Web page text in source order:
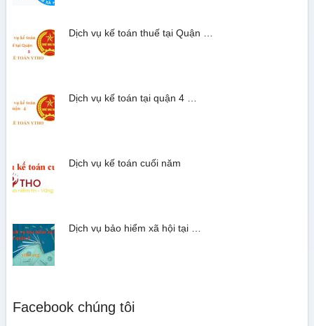
Dịch vụ kế toán thuế tại Quận …
Dịch vụ kế toán tại quận 4 …
Dịch vụ kế toán cuối năm
Dịch vụ bảo hiểm xã hội tại …
Facebook chúng tôi